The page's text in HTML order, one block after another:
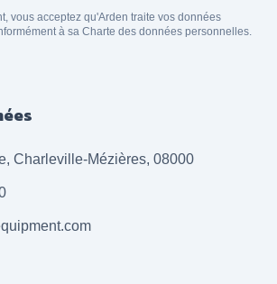
vous acceptez qu'Arden traite vos données
à sa Charte des données personnelles.
Charleville-Mézières, 08000